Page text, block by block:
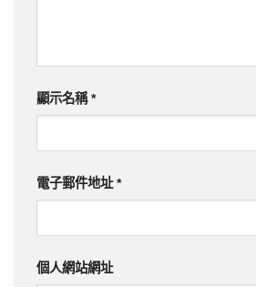
顯示名稱*
電子郵件地址*
個人網站網址